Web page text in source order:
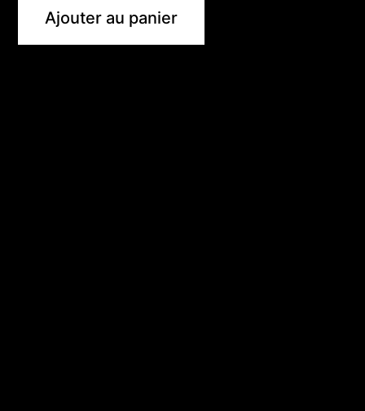
Ajouter au panier